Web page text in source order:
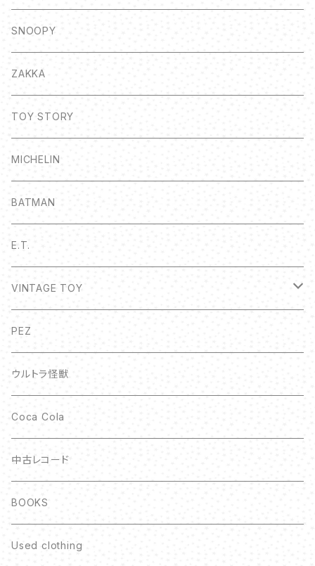
SNOOPY
ZAKKA
TOY STORY
MICHELIN
BATMAN
E.T.
VINTAGE TOY
ボトルキャップ
PEZ
ウルトラ怪獣
Coca Cola
中古レコード
BOOKS
Used clothing